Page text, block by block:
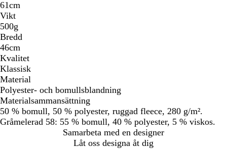
61cm
Vikt
500g
Bredd
46cm
Kvalitet
Klassisk
Material
Polyester- och bomullsblandning
Materialsammansättning
50 % bomull, 50 % polyester, ruggad fleece, 280 g/m².
Gråmelerad 58: 55 % bomull, 40 % polyester, 5 % viskos.
Samarbeta med en designer
Låt oss designa åt dig